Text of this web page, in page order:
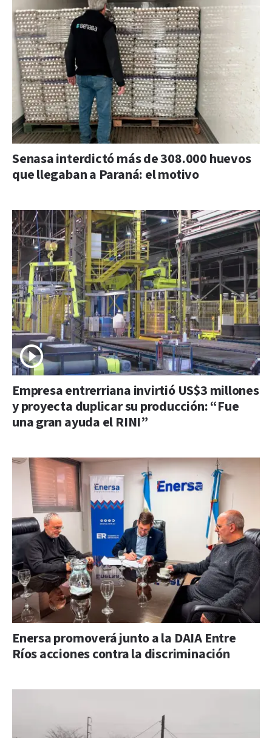
Senasa interdictó más de 308.000 huevos
que llegaban a Paraná: el motivo
Empresa entrerriana invirtió US$3 millones
y proyecta duplicar su producción: “Fue
una gran ayuda el RINI”
Enersa promoverá junto a la DAIA Entre
Ríos acciones contra la discriminación